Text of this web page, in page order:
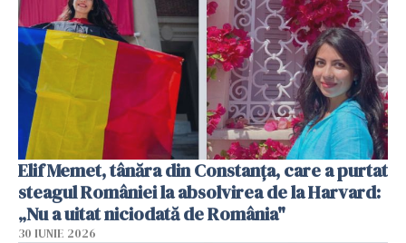
Elif Memet, tânăra din Constanța, care a purtat
steagul României la absolvirea de la Harvard:
„Nu a uitat niciodată de România"
30 IUNIE 2026